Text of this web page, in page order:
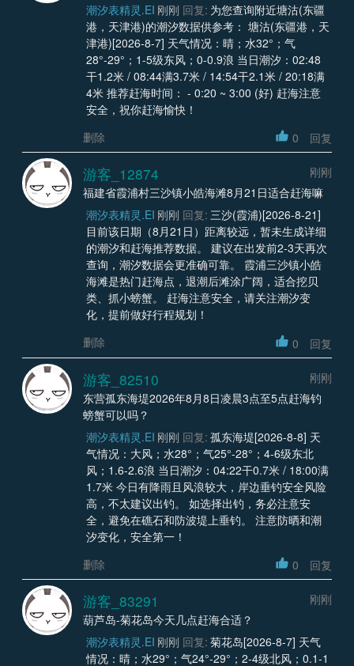
潮汐表精灵.EI 刚刚 回复: 为您查询附近塘沽(东疆
港，天津港)的潮汐数据供参考： 塘沽(东疆港，天
津港)[2026-8-7] 天气情况：晴；水32°；气
28°-29°；1-5级东风；0-0.9浪 当日潮汐：02:48
干1.2米 / 08:44满3.7米 / 14:54干2.1米 / 20:18满
4米 推荐赶海时间： - 0:20 ~ 3:00 (好) 赶海注意
安全，祝你赶海愉快！
删除
0 回复
游客_12874
刚刚
福建省霞浦村三沙镇小皓海滩8月21日适合赶海嘛
潮汐表精灵.EI 刚刚 回复: 三沙(霞浦)[2026-8-21]
目前该日期（8月21日）距离较远，暂未生成详细
的潮汐和赶海推荐数据。 建议在出发前2-3天再次
查询，潮汐数据会更准确可靠。 霞浦三沙镇小皓
海滩是热门赶海点，退潮后滩涂广阔，适合挖贝
类、抓小螃蟹。 赶海注意安全，请关注潮汐变
化，提前做好行程规划！
删除
0 回复
游客_82510
刚刚
东营孤东海堤2026年8月8日凌晨3点至5点赶海钓
螃蟹可以吗？
潮汐表精灵.EI 刚刚 回复: 孤东海堤[2026-8-8] 天
气情况：大风；水28°；气25°-28°；4-6级东北
风；1.6-2.6浪 当日潮汐：04:22干0.7米 / 18:00满
1.7米 今日有降雨且风浪较大，岸边垂钓安全风险
高，不太建议出钓。 如选择出钓，务必注意安
全，避免在礁石和防波堤上垂钓。 注意防晒和潮
汐变化，安全第一！
删除
0 回复
游客_83291
刚刚
葫芦岛-菊花岛今天几点赶海合适？
潮汐表精灵.EI 刚刚 回复: 菊花岛[2026-8-7] 天气
情况：晴；水29°；气24°-29°；2-4级北风；0.1-1